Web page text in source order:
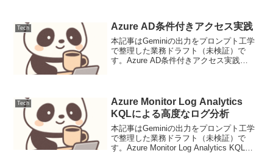
ントを効率的に管理することは、運用
Tech Azure AD条件付きアクセス実践
本記事はGeminiの出力をプロンプト工学
で整理した業務ドラフト（未検証）で
す。Azure AD条件付きアクセス実践
Tech
Azure Monitor Log Analytics
KQLによる高度なログ分析
本記事はGeminiの出力をプロンプト工学
で整理した業務ドラフト（未検証）で
す。Azure Monitor Log Analytics KQLに